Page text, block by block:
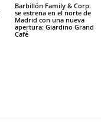
Barbillón Family & Corp.
se estrena en el norte de
Madrid con una nueva
apertura: Giardino Grand
Café